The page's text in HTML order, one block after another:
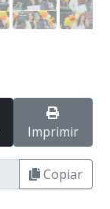
Imprimir
Copiar